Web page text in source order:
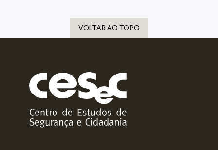
VOLTAR AO TOPO